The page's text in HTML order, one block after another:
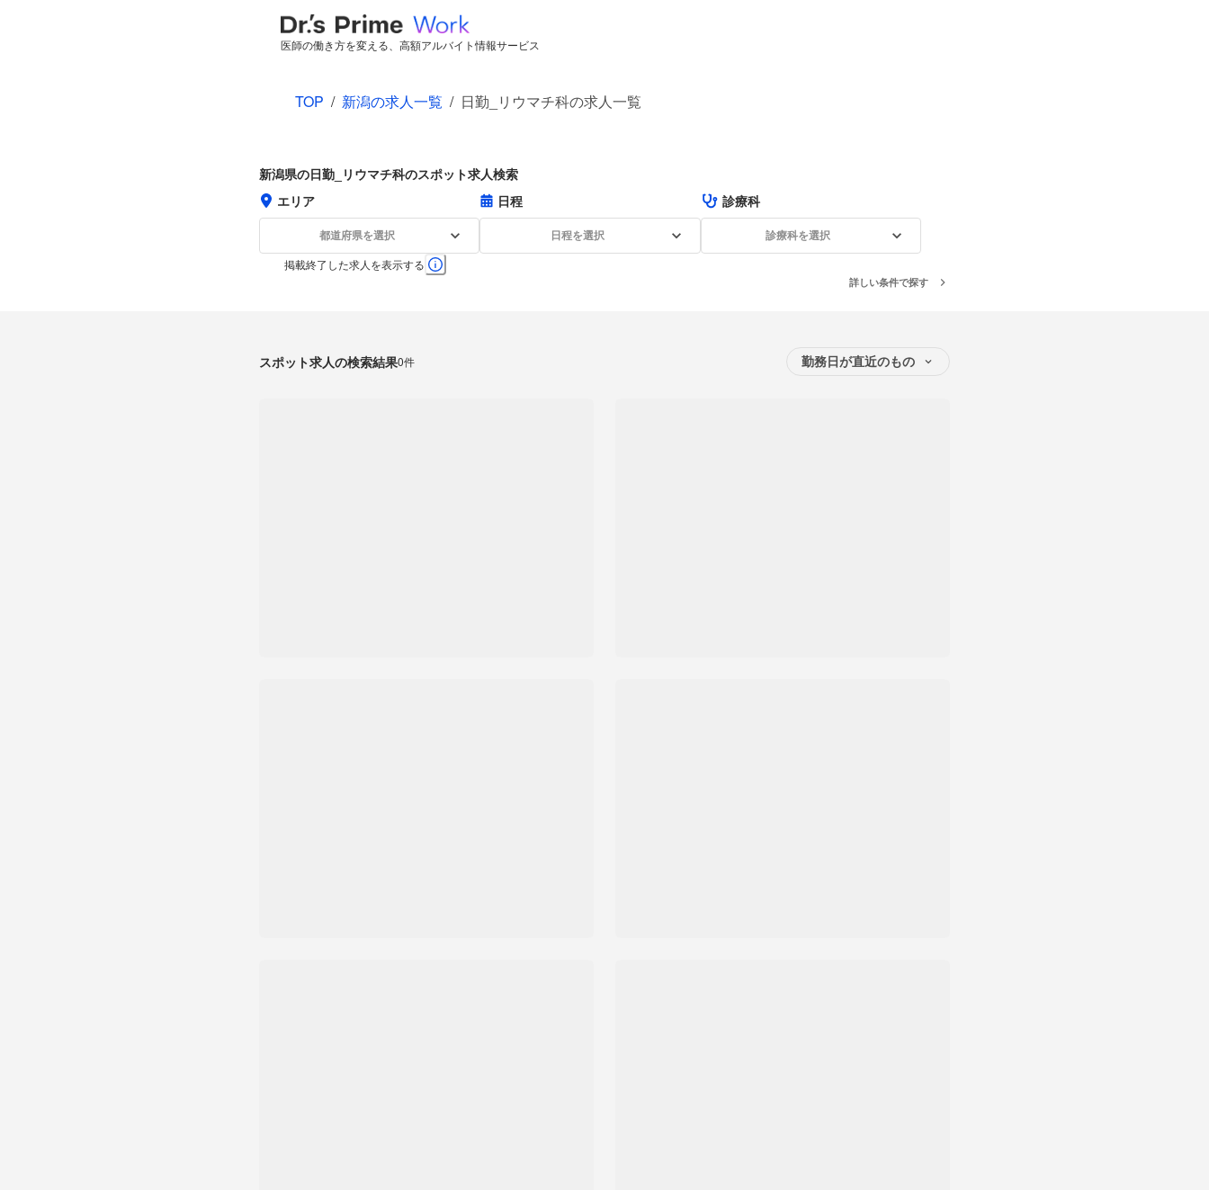
医師の働き方を変える、高額アルバイト情報サービス
TOP / 新潟の求人一覧 / 日勤_リウマチ科の求人一覧
新潟県の日勤_リウマチ科のスポット求人検索
エリア
都道府県を選択
日程
日程を選択
診療科
診療科を選択
掲載終了した求人を表示する
詳しい条件で探す
スポット求人の検索結果0件 勤務日が直近のもの